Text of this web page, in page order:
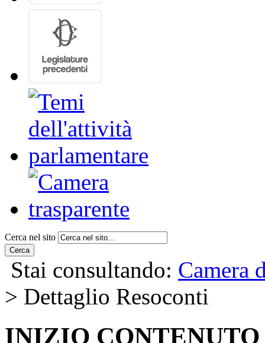
Cerca nel sito
Cerca
Stai consultando: Camera
> Dettaglio Resoconti
INIZIO CONTENUTO